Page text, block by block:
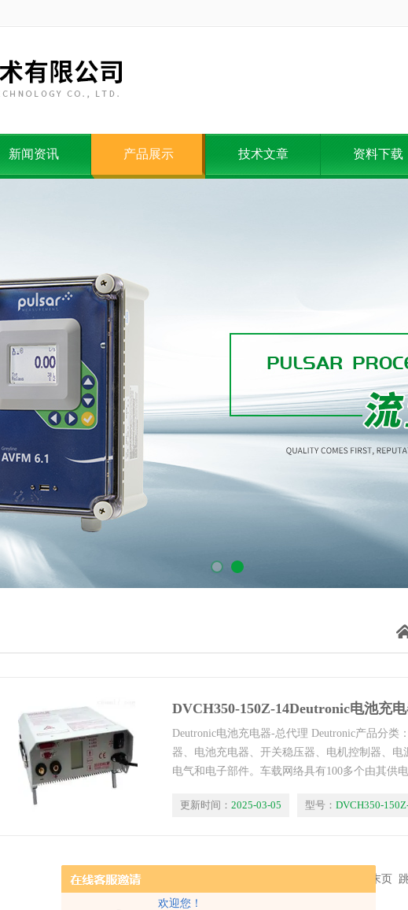
欢迎您！
新闻资讯 产品展示 技术文章 资料下载
DVCH350-150Z-14Deutronic电池充
Deutronic电池充电器-总代理 Deutronic产品分类
器、电池充电器、开关稳压器、电机控制器、电
电气和电子部件。车载网络具有100多个由其供电
更新时间： 2025-03-05 型号： DVCH350-
共 1 条记录，当前 1 / 1 页 首页 上一页 下一页 末页